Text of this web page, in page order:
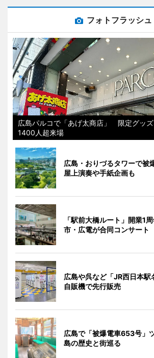
フォトフラッシュ
広島パルコで「あげ太商店」 限定グッ
1400人超来場
広島・おりづるタワーで
屋上演奏や手紙企画も
「駅前大橋ルート」開業1
市・広電が合同コンサート
広島や呉など「JR西日本駅
自販機で先行販売
広島で「被爆電車653号
島の歴史と街巡る